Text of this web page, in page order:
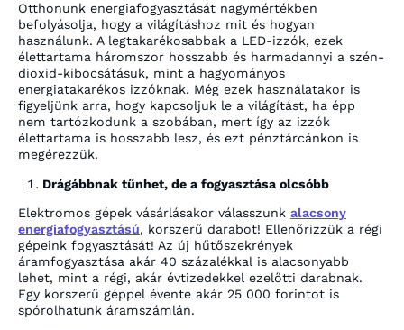
Otthonunk energiafogyasztását nagymértékben
befolyásolja, hogy a világításhoz mit és hogyan
használunk. A legtakarékosabbak a LED-izzók, ezek
élettartama háromszor hosszabb és harmadannyi a szén-
dioxid-kibocsátásuk, mint a hagyományos
energiatakarékos izzóknak. Még ezek használatakor is
figyeljünk arra, hogy kapcsoljuk le a világítást, ha épp
nem tartózkodunk a szobában, mert így az izzók
élettartama is hosszabb lesz, és ezt pénztárcánkon is
megérezzük.
Drágábbnak tűnhet, de a fogyasztása olcsóbb
Elektromos gépek vásárlásakor válasszunk alacsony
energiafogyasztású, korszerű darabot! Ellenőrizzük a régi
gépeink fogyasztását! Az új hűtőszekrények
áramfogyasztása akár 40 százalékkal is alacsonyabb
lehet, mint a régi, akár évtizedekkel ezelőtti darabnak.
Egy korszerű géppel évente akár 25 000 forintot is
spórolhatunk áramszámlán.